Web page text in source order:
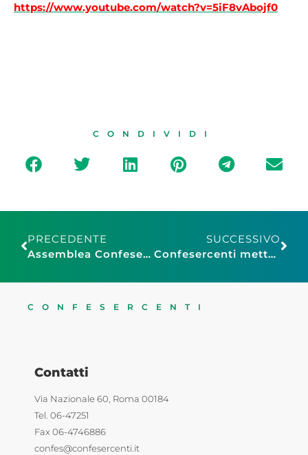
https://www.youtube.com/watch?v=5iF8vAbojf0
CONDIVIDI
PRECEDENTE
Assemblea Confesercenti 2017 – Diretta Streaming
SUCCESSIVO
Confesercenti mette in rete il Sistema per favorire l’accesso al credito delle PMI, attraverso il suo Confidi e modalità operative snelle ed efficienti
CONFESERCENTI
Contatti
Via Nazionale 60, Roma 00184
Tel. 06-47251
Fax 06-4746886
confes@confesercenti.it